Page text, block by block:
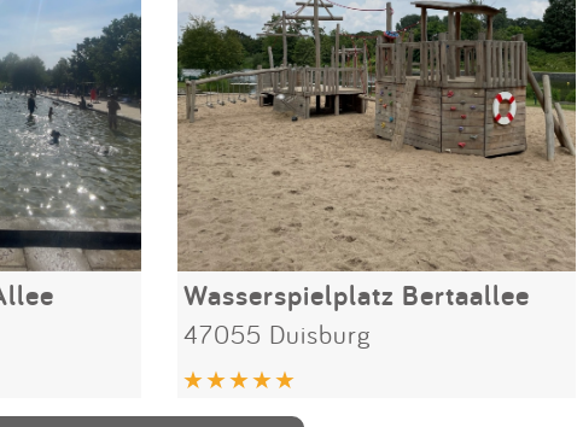
Wasserspielplatz Bertaallee
47055 Duisburg